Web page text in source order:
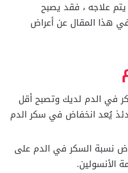
علاجه ، فقد يصبح
هذا المقال عن أعراض
في الدم لديك وتصبح أقل
عندئذ يُعد انخفاض في سكر الدم
نسبة السكر في الدم على
الأنسولين.